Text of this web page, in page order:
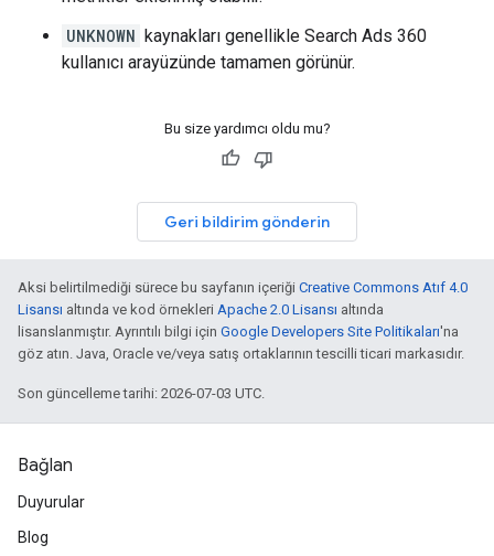
UNKNOWN kaynakları genellikle Search Ads 360
kullanıcı arayüzünde tamamen görünür.
Bu size yardımcı oldu mu?
Geri bildirim gönderin
Aksi belirtilmediği sürece bu sayfanın içeriği Creative Commons Atıf 4.0
Lisansı altında ve kod örnekleri Apache 2.0 Lisansı altında
lisanslanmıştır. Ayrıntılı bilgi için Google Developers Site Politikaları'na
göz atın. Java, Oracle ve/veya satış ortaklarının tescilli ticari markasıdır.
Son güncelleme tarihi: 2026-07-03 UTC.
Bağlan
Duyurular
Blog